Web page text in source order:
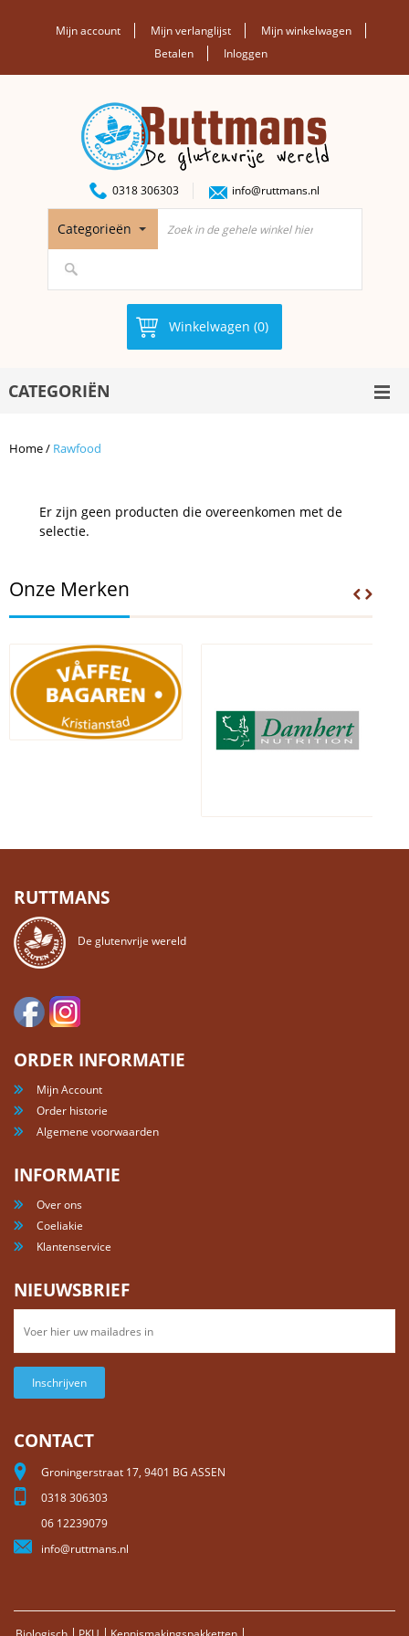
Mijn account Mijn verlanglijst
Mijn winkelwagen
Betalen
Inloggen
0318 306303 info@ruttmans.nl
Categorieën
Winkelwagen (0)
CATEGORIËN
Home/ Rawfood
Er zijn geen producten die overeenkomen met de
selectie.
Onze Merken
RUTTMANS
De glutenvrije wereld
ORDER INFORMATIE
Mijn Account
Order historie
Algemene voorwaarden
INFORMATIE
Over ons
Coeliakie
Klantenservice
NIEUWSBRIEF
Inschrijven
CONTACT
Groningerstraat 17, 9401 BG ASSEN
0318 306303
06 12239079
info@ruttmans.nl